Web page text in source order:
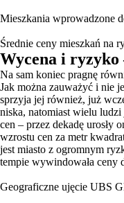
Mieszkania wprowadzone
Średnie ceny mieszkań na
Wycena i ryzyko
Na sam koniec pragnę
Jak można zauważyć i nie
sprzyja jej również, już
niska, natomiast wielu
cen – przez dekadę urosły
wzrostu cen za metr
jest miasto z ogromnym
tempie wywindowała ceny
Geograficzne ujęcie UBS